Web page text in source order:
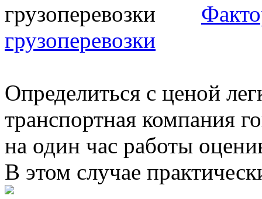
грузоперевозки
Определиться с ценой
транспортная компания
на один час работы
В этом случае